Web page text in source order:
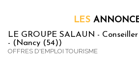
LES
LE GROUPE SALAUN -
- (Nancy (54))
OFFRES D'EMPLOI TOURISME